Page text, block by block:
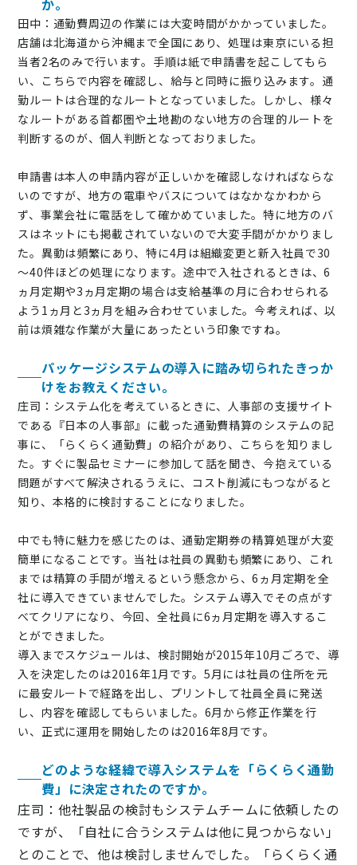
か。
田中：通勤費周辺の作業には大変時間がかかっていました。
店舗は北海道から沖縄まで全国にあり、処理は東京にいる担
当者2名のみで行います。手順は紙で申請書を起こしてもら
い、こちらで内容を確認し、給与と同時に振り込みます。通
勤ルートは合理的なルートとなっていました。しかし、様々
なルートがある首都圏や土地勘のない地方の合理的ルートを
判断するのが、個人判断となっておりました。
申請書は本人の申請内容が正しいかを確認しなければならな
いのですが、地方の電車やバスについてはなかなかわから
ず、事業会社に電話をして確かめていました。特に地方のバ
スはネットにも掲載されていないので大変手間がかかりまし
た。異動は頻繁にあり、特に4月は組織変更と新入社員で30
～40件ほどの処理になります。途中で入社されるときは、6
ヵ月定期や3ヵ月定期の場合は支給基準の月に合わせられる
よう1ヵ月と3ヵ月を組み合わせていました。今考えれば、以
前は煩雑な作業が大量にあったという印象ですね。
パッケージシステムの導入に踏み切られたきっか
けをお教えください。
庄司：システム化を考えているときに、人事部の支援サイト
である『日本の人事部』に載った通勤費精算のシステムの記
事に、「らくらく通勤費」の紹介があり、こちらを知りまし
た。すぐに製品セミナーに参加して話を聞き、今抱えている
問題がすべて解決されるうえに、コスト削減にもつながると
知り、本格的に検討することになりました。
中でも特に魅力を感じたのは、通勤定期券の精算処理が大変
簡単になることです。当社は社員の異動も頻繁にあり、これ
までは精算の手間が増えるという懸念から、6ヵ月定期を全
社に導入できていませんでした。システム導入でその点がす
べてクリアになり、今回、全社員に6ヵ月定期を導入するこ
とができました。
導入までスケジュールは、検討開始が2015年10月ごろで、導
入を決定したのは2016年1月です。5月には社員の住所を元
に最安ルートで経路を出し、プリントして社員全員に発送
し、内容を確認してもらいました。6月から修正作業を行
い、正式に運用を開始したのは2016年8月です。
どのような経緯で導入システムを「らくらく通勤
費」に決定されたのですか。
庄司：他社製品の検討もシステムチームに依頼したの
ですが、「自社に合うシステムは他に見つからない」
とのことで、他は検討しませんでした。「らくらく通